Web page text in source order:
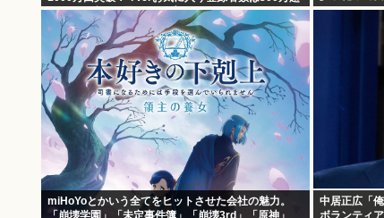
えでTBS連ドラ歴代トップ
miHoYoとかいう全てをヒットさせた会社の魅力。
「崩壊学園」「未定事件簿」「崩壊3rd」「原神」
中居正広「
ボランティ